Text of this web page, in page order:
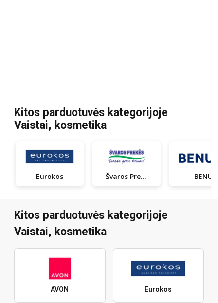
Kitos parduotuvės kategorijoje
Vaistai, kosmetika
Eurokos Švaros Prekés BENU
Kitos parduotuvės kategorijoje
Vaistai, kosmetika
AVON Eurokos